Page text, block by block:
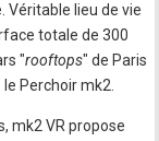
Véritable lieu de vie
totale de 300
"rooftops" de Paris
Perchoir mk2.
mk2 VR propose